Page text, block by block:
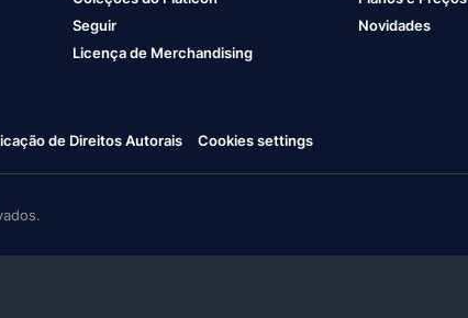
Seguir
Licença de Merchandising
Novidades
de Direitos Autorais Cookies settings